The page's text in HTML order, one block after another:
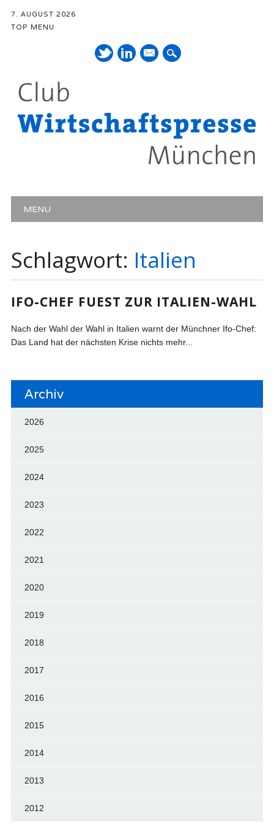
7. AUGUST 2026
TOP MENU
Mail
Hauptmenü
MENU
Schlagwort: Italien
IFO-CHEF FUEST ZUR ITALIEN-WAHL
Nach der Wahl der Wahl in Italien warnt der Münchner Ifo-Chef:
Das Land hat der nächsten Krise nichts mehr...
Archiv
2026
2025
2024
2023
2022
2021
2020
2019
2018
2017
2016
2015
2014
2013
2012